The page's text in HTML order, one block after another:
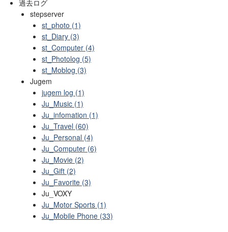
過去ログ
stepserver
st_photo (1)
st_Diary (3)
st_Computer (4)
st_Photolog (5)
st_Moblog (3)
Jugem
jugem log (1)
Ju_Music (1)
Ju_infomation (1)
Ju_Travel (60)
Ju_Personal (4)
Ju_Computer (6)
Ju_Movie (2)
Ju_Gift (2)
Ju_Favorite (3)
Ju_VOXY
Ju_Motor Sports (1)
Ju_Mobile Phone (33)